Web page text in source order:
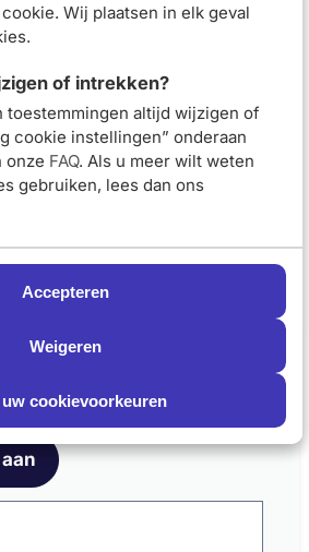
Wij plaatsen in elk geval
of intrekken?
toestemmingen altijd wijzigen of
cookie instellingen” onderaan
onze FAQ. Als u meer wilt weten
gebruiken, lees dan ons
Accepteren
Weigeren
cookievoorkeuren
onze nieuwsbrief
korting op je eerste bestelling
voor Eucerin Sun
SPF50+ Tinted Medium 50ml
Eucerin Sun Sensitive
Protect Kids Sun Spray
Van 27,49 voor
Eucerin Sun Oil Control
Touch SPF50 200ml